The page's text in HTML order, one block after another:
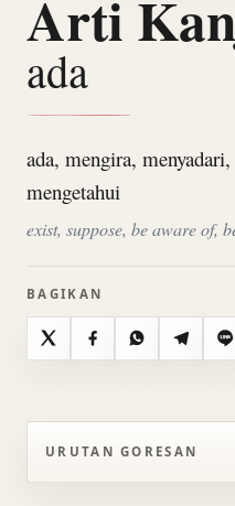
Arti
ada
ada, mengira,
mengetahui
exist, suppose, be aware of,
BAGIKAN
X FacebookWhatsAppTelegram
URUTAN GORESAN